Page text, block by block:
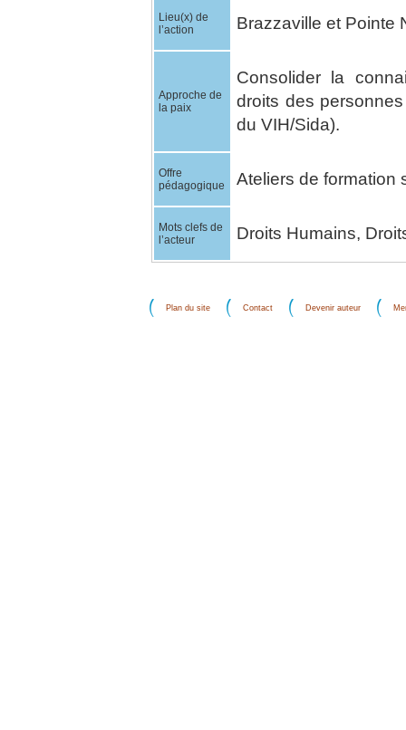
Lieu(x) de
l’action
Brazzaville et Pointe
Approche de
la paix
Consolider la
droits des
du VIH/Sida).
Offre
pédagogique
Ateliers de formation
Mots clefs de
l’acteur
Droits Humains,
Plan du site Contact Devenir auteur